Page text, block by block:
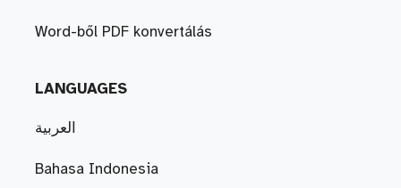
Word-ből PDF konvertálás
LANGUAGES
العربية
Bahasa Indonesia